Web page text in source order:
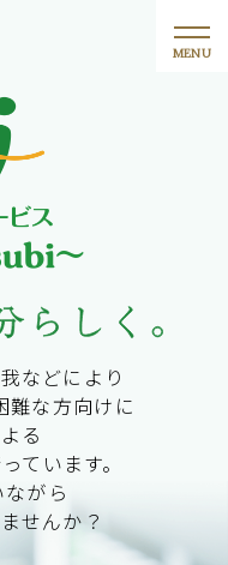
などにより
難な方向けに
る
ています。
がら
せんか？